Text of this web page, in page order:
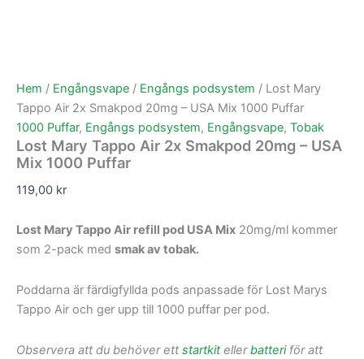
Hem / Engångsvape / Engångs podsystem / Lost Mary
Tappo Air 2x Smakpod 20mg – USA Mix 1000 Puffar
1000 Puffar, Engångs podsystem, Engångsvape, Tobak
Lost Mary Tappo Air 2x Smakpod 20mg – USA
Mix 1000 Puffar
119,00 kr
Lost Mary Tappo Air refill pod USA Mix 20mg/ml kommer
som 2-pack med smak av tobak.
Poddarna är färdigfyllda pods anpassade för Lost Marys
Tappo Air och ger upp till 1000 puffar per pod.
Observera att du behöver ett startkitellerbatteriför att